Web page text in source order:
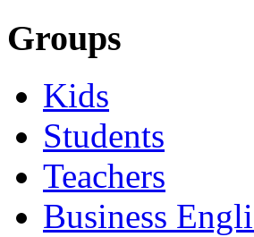
Groups
Kids
Students
Teachers
Business